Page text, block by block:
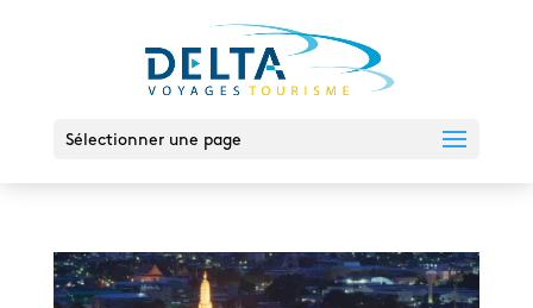
Sélectionner une page